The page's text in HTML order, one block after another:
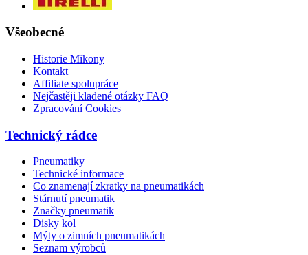
Všeobecné
Historie Mikony
Kontakt
Affiliate spolupráce
Nejčastěji kladené otázky FAQ
Zpracování Cookies
Technický rádce
Pneumatiky
Technické informace
Co znamenají zkratky na pneumatikách
Stárnutí pneumatik
Značky pneumatik
Disky kol
Mýty o zimních pneumatikách
Seznam výrobců